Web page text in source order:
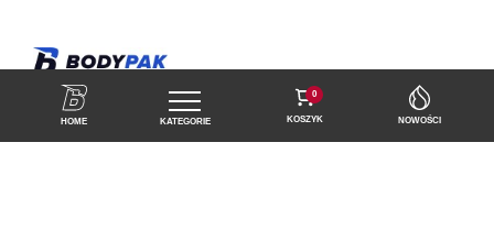
HOME KATEGORIE
0
KOSZYK NOWOŚCI
Polityka prywatności Regulamin sklepu